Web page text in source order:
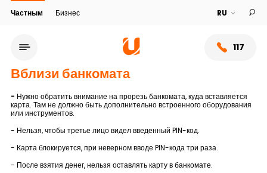
Частным Бизнес
117
Вблизи банкомата
- Нужно обратить внимание на прорезь банкомата, куда вставляется
карта. Там не должно быть дополнительно встроенного оборудования
или инструментов.
- Нельзя, чтобы третье лицо видел введенный PIN-код.
- Карта блокируется, при неверном вводе PIN-кода три раза.
- После взятия денег, нельзя оставлять карту в банкомате.